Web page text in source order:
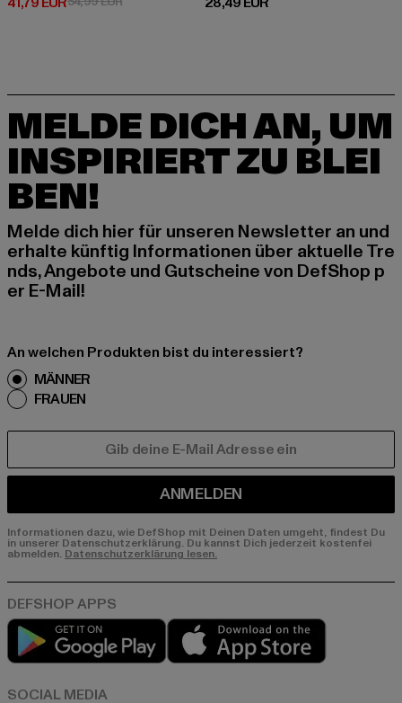
MELDE DICH AN, UM
INSPIRIERT ZU BLEI
BEN!
Melde dich hier für unseren Newsletter an und
erhalte künftig Informationen über aktuelle Tre
nds, Angebote und Gutscheine von DefShop p
er E-Mail!
An welchen Produkten bist du interessiert?
MÄNNER
FRAUEN
ANMELDEN
Informationen dazu, wie DefShop mit Deinen Daten umgeht, findest Du
in unserer Datenschutzerklärung. Du kannst Dich jederzeit kostenfei
abmelden. Datenschutzerklärung lesen.
Play market